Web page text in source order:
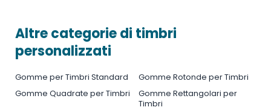
Altre categorie di timbri
personalizzati
Gomme per Timbri Standard
Gomme Rotonde per Timbri
Gomme Quadrate per Timbri
Gomme Rettangolari per
Timbri